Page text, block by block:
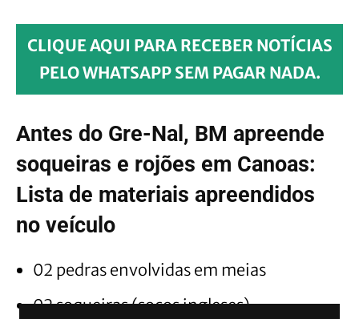
CLIQUE AQUI PARA RECEBER NOTÍCIAS
PELO WHATSAPP SEM PAGAR NADA.
Antes do Gre-Nal, BM apreende
soqueiras e rojões em Canoas:
Lista de materiais apreendidos
no veículo
02 pedras envolvidas em meias
02 soqueiras (socos ingleses)